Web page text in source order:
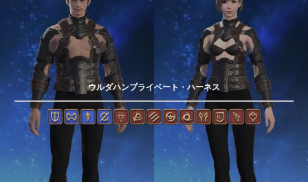
ウルダハンプライベート・ハーネス